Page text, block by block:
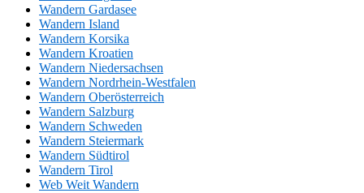
Wandern Gardasee
Wandern Island
Wandern Korsika
Wandern Kroatien
Wandern Niedersachsen
Wandern Nordrhein-Westfalen
Wandern Oberösterreich
Wandern Salzburg
Wandern Schweden
Wandern Steiermark
Wandern Südtirol
Wandern Tirol
Web Weit Wandern